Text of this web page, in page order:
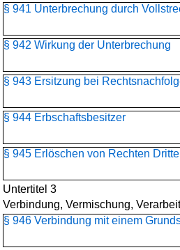
§ 941 Unterbrechung durch
§ 942 Wirkung der Unterbrechung
§ 943 Ersitzung bei
§ 944 Erbschaftsbesitzer
§ 945 Erlöschen von Rechten
Untertitel 3
Verbindung, Vermischung,
§ 946 Verbindung mit einem